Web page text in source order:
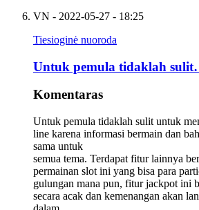
VN - 2022-05-27 - 18:25
Tiesioginė nuoroda
Untuk pemula tidaklah
Komentaras
Untuk pemula tidaklah sulit untuk
line karena informasi bermain dan
sama untuk
semua tema. Terdapat fitur lainnya
permainan slot ini yang bisa para
gulungan mana pun, fitur jackpot ini
secara acak dan kemenangan akan